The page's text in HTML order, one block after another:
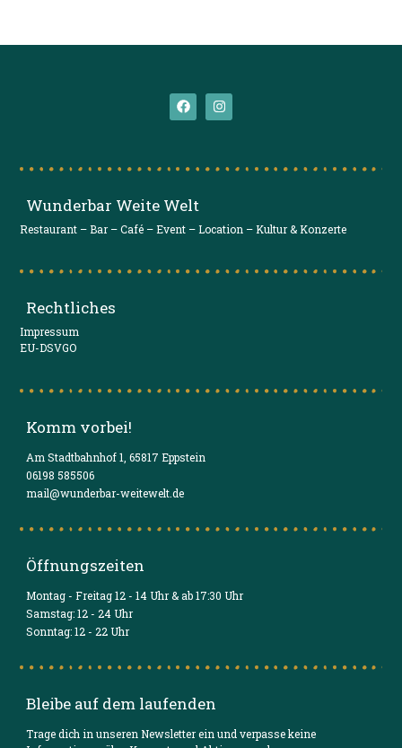
Wunderbar Weite Welt
Restaurant – Bar – Café – Event – Location – Kultur & Konzerte
Rechtliches
Impressum
EU-DSVGO
Komm vorbei!
Am Stadtbahnhof 1, 65817 Eppstein
06198 585506
mail@wunderbar-weitewelt.de
Öffnungszeiten
Montag - Freitag 12 - 14 Uhr & ab 17:30 Uhr
Samstag: 12 - 24 Uhr
Sonntag: 12 - 22 Uhr
Bleibe auf dem laufenden
Trage dich in unseren Newsletter ein und verpasse keine